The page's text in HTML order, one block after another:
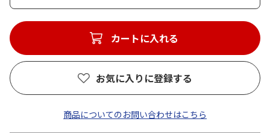
カートに入れる
お気に入りに登録する
商品についてのお問い合わせはこちら